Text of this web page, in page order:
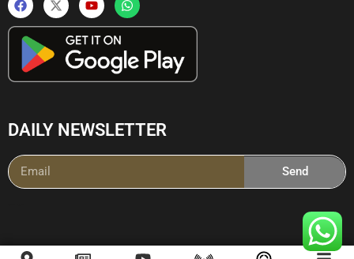
DAILY NEWSLETTER
Send